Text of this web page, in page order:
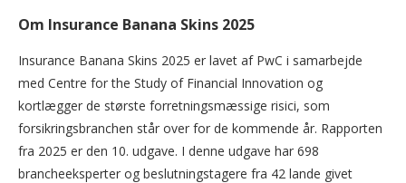
Om Insurance Banana Skins 2025
Insurance Banana Skins 2025 er lavet af PwC i samarbejde
med Centre for the Study of Financial Innovation og
kortlægger de største forretningsmæssige risici, som
forsikringsbranchen står over for de kommende år. Rapporten
fra 2025 er den 10. udgave. I denne udgave har 698
brancheeksperter og beslutningstagere fra 42 lande givet